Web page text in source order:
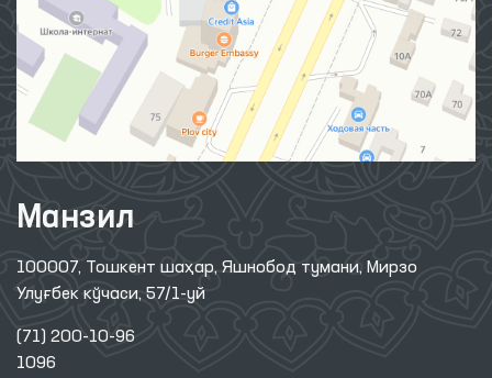
Манзил
100007, Тошкент шаҳар, Яшнобод тумани, Мирзо
Улуғбек кўчаси, 57/1-уй
(71) 200-10-96
1096